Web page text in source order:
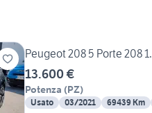
Peugeot 208 5 Porte 208
13.600 €
Potenza (PZ)
Usato 03/2021 69439 Km